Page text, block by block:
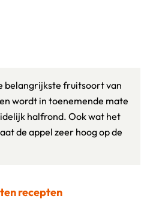
belangrijkste fruitsoort van
wordt in toenemende mate
halfrond. Ook wat het
de appel zeer hoog op de
recepten